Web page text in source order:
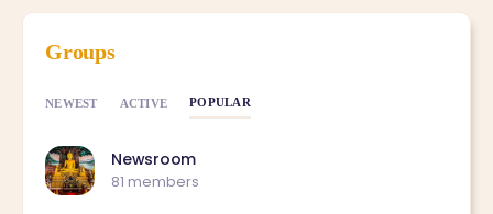
Groups
NEWEST ACTIVE POPULAR
Newsroom
81 members